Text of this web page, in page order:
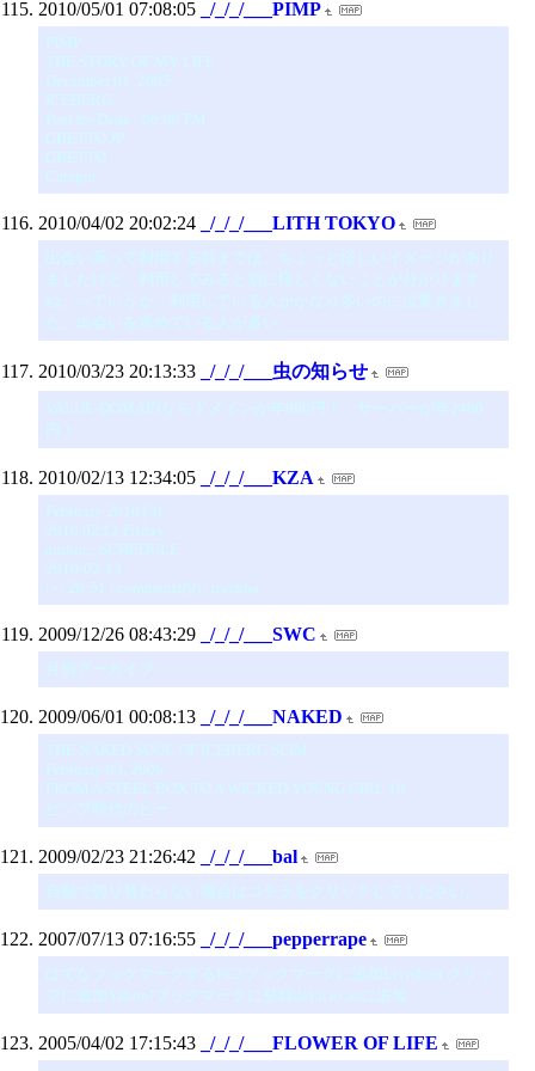
2010/05/01 07:08:05 _/_/_/___PIMP
PIMP
THE STORY OF MY LIFE
December 01, 2005
ICEBERG
Post by Dada : 06:00 PM
GHETTO.JP
GHETTO
Categor
2010/04/02 20:02:24 _/_/_/___LITH TOKYO
出会い系って利用する前までは、ちょっと怪しいイメージがあり
ましたけど、利用してみると別に怪しくないことが分かります
ね。っていうか、利用している人がかなり多いのには驚きまし
た。出会いを求めている人が多い
2010/03/23 20:13:33 _/_/_/___虫の知らせ
VALUE-DOMAINならドメインが年990円！、サーバーが年2400
円！
2010/02/13 12:34:05 _/_/_/___KZA
February 2010 (3)
2010.02.12 Friday
author : SCHEDULE
2010/02/13
| - | 20:51 | comments(0) | trackba
2009/12/26 08:43:29 _/_/_/___SWC
月別アーカイブ
2009/06/01 00:08:13 _/_/_/___NAKED
THE NAKED SOUL OF ICEBERG SLIM
February 03, 2006
FROM A STEEL BOX TO A WICKED YOUNG GIRL 10
ピンプ時代のピー
2009/02/23 21:26:42 _/_/_/___bal
自動で切り替わらない場合はコチラをクリックしてください。
2007/07/13 07:16:55 _/_/_/___pepperrape
はてなブックマークするFC2ブックマークに追加Livedoor クリッ
プに追加Yahoo!ブックマークに登録del.icio.usに追加
2005/04/02 17:15:43 _/_/_/___FLOWER OF LIFE